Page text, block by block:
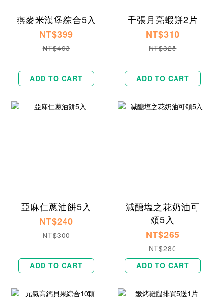
燕麥米漢堡綜合5入
NT$399
NT$493
ADD TO CART
千張月亮蝦餅2片
NT$310
NT$325
ADD TO CART
亞麻仁蔥油餅5入
NT$240
NT$300
ADD TO CART
減醣塩之花奶油可
頌5入
NT$265
NT$280
ADD TO CART